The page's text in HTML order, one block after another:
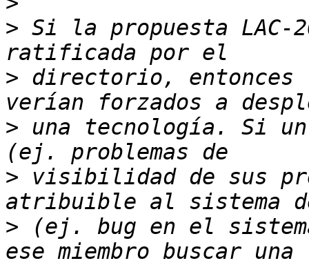
> Si la propuesta LAC-
> directorio, entonces
> una tecnología. Si un
> visibilidad de sus
> (ej. bug en el